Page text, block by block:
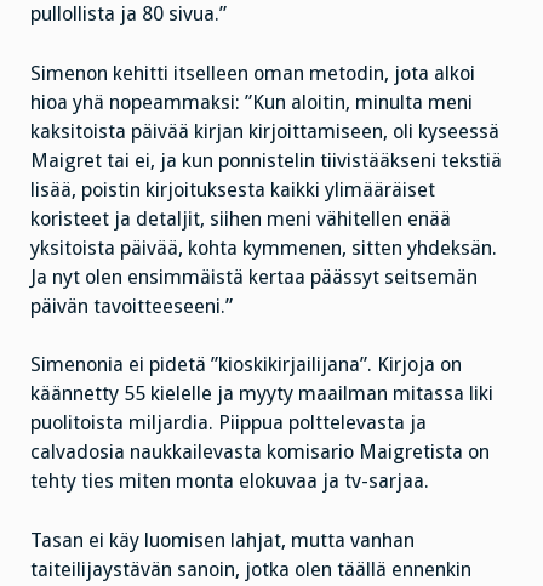
pullollista ja 80 sivua.”
Simenon kehitti itselleen oman metodin, jota alkoi
hioa yhä nopeammaksi: ”Kun aloitin, minulta meni
kaksitoista päivää kirjan kirjoittamiseen, oli kyseessä
Maigret tai ei, ja kun ponnistelin tiivistääkseni tekstiä
lisää, poistin kirjoituksesta kaikki ylimääräiset
koristeet ja detaljit, siihen meni vähitellen enää
yksitoista päivää, kohta kymmenen, sitten yhdeksän.
Ja nyt olen ensimmäistä kertaa päässyt seitsemän
päivän tavoitteeseeni.”
Simenonia ei pidetä ”kioskikirjailijana”. Kirjoja on
käännetty 55 kielelle ja myyty maailman mitassa liki
puolitoista miljardia. Piippua polttelevasta ja
calvadosia naukkailevasta komisario Maigretista on
tehty ties miten monta elokuvaa ja tv-sarjaa.
Tasan ei käy luomisen lahjat, mutta vanhan
taiteilijaystävän sanoin, jotka olen täällä ennenkin